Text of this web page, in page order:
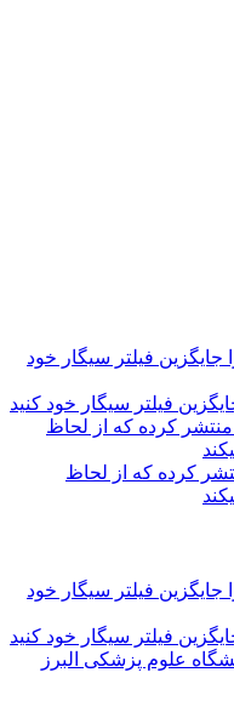
فیلتر سیگار خود کنید
کرده که از لحاظ
فیلتر سیگار خود کنید
علوم پزشکی البرز